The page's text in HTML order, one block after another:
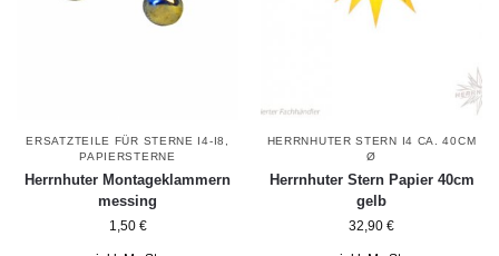
ERSATZTEILE FÜR STERNE I4-I8,
PAPIERSTERNE
Herrnhuter Montageklammern
messing
1,50 €
HERRNHUTER STERN I4 CA. 40CM
Ø
Herrnhuter Stern Papier 40cm
gelb
32,90 €